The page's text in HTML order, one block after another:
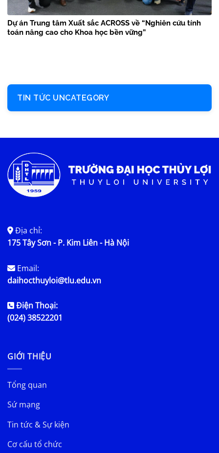
Dự án Trung tâm Xuất sắc ACROSS về “Nghiên cứu tính
toán nâng cao cho Khoa học bền vững”
TIN TỨC UNCATEGORY
Địa chỉ:
175 Tây Sơn - P. Kim Liên - Hà Nội
Email:
daihocthuyloi@tlu.edu.vn
Điện Thoại:
(024) 38522201
GIỚI THIỆU
Tổng quan
Sứ mạng
Tin tức & Sự kiện
Cơ cấu tổ chức